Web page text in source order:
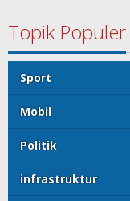
Topik Populer
Sport
Mobil
Politik
infrastruktur